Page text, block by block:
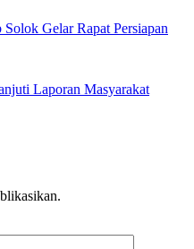
Gelar Rapat Persiapan
Laporan Masyarakat